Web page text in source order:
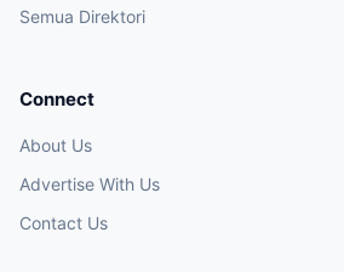
Semua Direktori
Connect
About Us
Advertise With Us
Contact Us